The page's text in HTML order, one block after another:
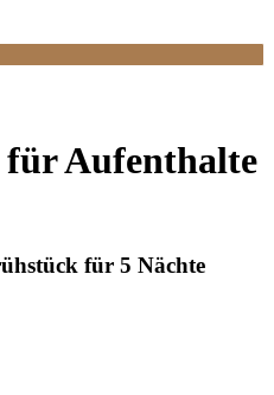
für Aufenthalte
für 5 Nächte